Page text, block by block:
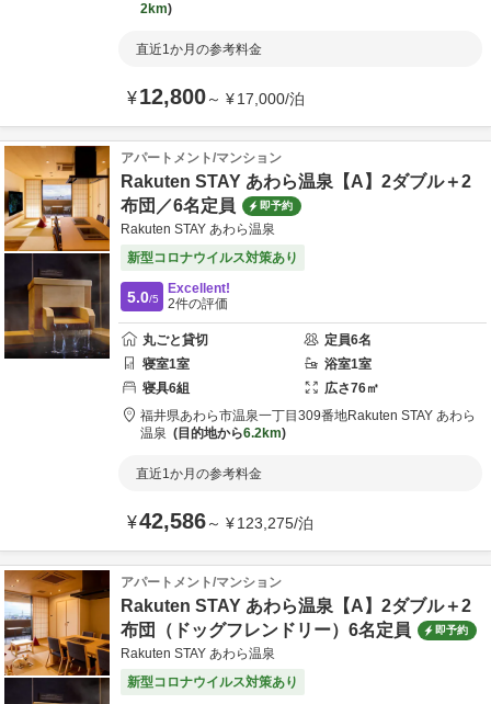
2km
直近1か月の参考料金
¥12,800～ ¥17,000/泊
アパートメント/マンション
Rakuten STAY あわら温泉【A】2ダブル＋2
布団／6名定員
即予約
Rakuten STAY あわら温泉
新型コロナウイルス対策あり
5.0/5
Excellent!
2件の評価
丸ごと貸切 定員6名
寝室1室 浴室1室
寝具6組 広さ76㎡
福井県あわら市温泉一丁目309番地Rakuten STAY あわら
温泉
目的地から6.2km
直近1か月の参考料金
¥42,586～ ¥123,275/泊
アパートメント/マンション
Rakuten STAY あわら温泉【A】2ダブル＋2
布団（ドッグフレンドリー）6名定員
即予約
Rakuten STAY あわら温泉
新型コロナウイルス対策あり